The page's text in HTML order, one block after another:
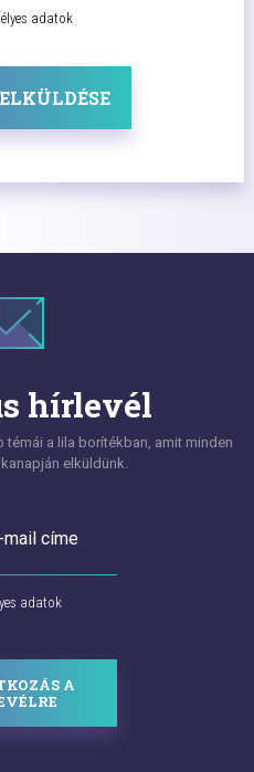
adatok
hírlevél
a lila borítékban, amit minden
elküldünk.
mail címe
adatok
A